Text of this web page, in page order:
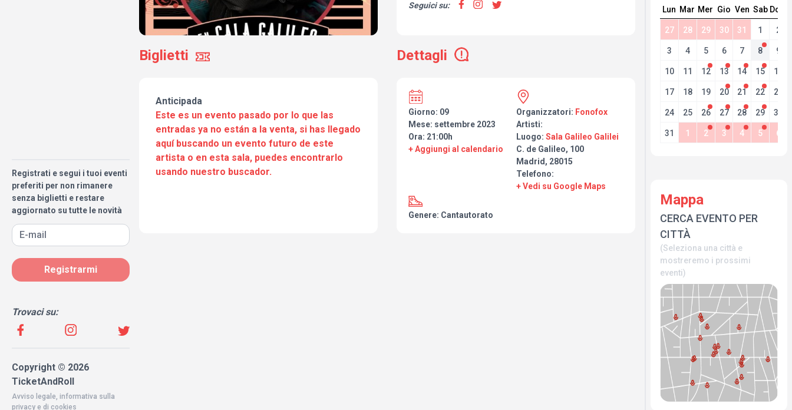
Registrati e segui i tuoi eventi
preferiti per non rimanere
senza biglietti e restare
aggiornato su tutte le novità
Registrarmi
Trovaci su:
Copyright © 2026
TicketAndRoll
Avviso legale, informativa sulla
privacy e di cookies
Seguici su:
Biglietti Dettagli
Anticipada
Este es un evento pasado por lo que las
entradas ya no están a la venta, si has llegado
aquí buscando un evento futuro de este
artista o en esta sala, puedes encontrarlo
usando nuestro buscador.
Giorno: 09
Mese: settembre 2023
Ora: 21:00h
+ Aggiungi al calendario
Organizzatori: Fonofox
Artisti:
Luogo: Sala Galileo Galilei
C. de Galileo, 100
Madrid, 28015
Telefono:
+ Vedi su Google Maps
Genere: Cantautorato
Lun Mar Mer Gio Ven Sab Dom
27 28 29 30 31 1 2
3 4 5 6 7 8 9
10 11 12 13 14 15 16
17 18 19 20 21 22 23
24 25 26 27 28 29 30
31 1 2 3 4 5 6
Mappa
CERCA EVENTO PER
CITTÀ
(Seleziona una città e
mostreremo i prossimi
eventi)